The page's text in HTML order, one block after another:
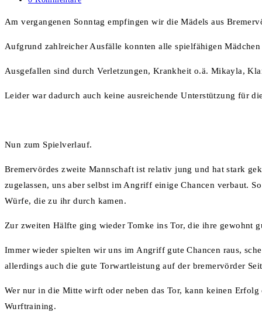
Am vergangenen Sonntag empfingen wir die Mädels aus
Aufgrund zahlreicher Ausfälle konnten alle spielfähigen
Ausgefallen sind durch Verletzungen, Krankheit o.ä. Mikayla,
Leider war dadurch auch keine ausreichende Unterstützung für
Nun zum Spielverlauf.
Bremervördes zweite Mannschaft ist relativ jung und hat stark
zugelassen, uns aber selbst im Angriff einige Chancen verbaut.
Würfe, die zu ihr durch kamen.
Zur zweiten Hälfte ging wieder Tomke ins Tor, die ihre gewohnt
Immer wieder spielten wir uns im Angriff gute Chancen raus,
allerdings auch die gute Torwartleistung auf der bremervörder
Wer nur in die Mitte wirft oder neben das Tor, kann keinen
Wurftraining.